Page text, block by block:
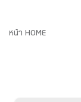
หน้า HOME